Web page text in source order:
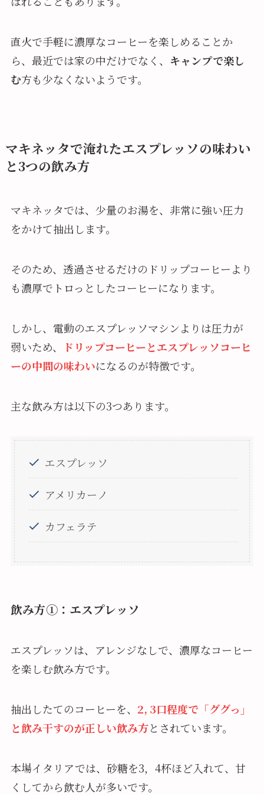
直火で手軽に濃厚なコーヒーを楽しめることか
ら、最近では家の中だけでなく、 キャンプで楽し
む方も少なくないようです。
マキネッタで淹れたエスプレッソの味わい
と3つの飲み方
マキネッタでは、少量のお湯を、非常に強い圧力
をかけて抽出します。
そのため、透過させるだけのドリップコーヒーより
も濃厚でトロっとしたコーヒーになります。
しかし、電動のエスプレッソマシンよりは圧力が
弱いため、
ドリップコーヒーとエスプレッソコーヒ
ーの中間の味わいになるのが特徴です。
主な飲み方は以下の3つあります。
エスプレッソ
アメリカーノ
カフェラテ
飲み方①：エスプレッソ
エスプレッソは、アレンジなしで、濃厚なコーヒー
を楽しむ飲み方です。
抽出したてのコーヒーを、 2, 3口程度で「ググっ」
と飲み干すのが正しい飲み方とされています。
本場イタリアでは、砂糖を3，4杯ほど入れて、甘
くしてから飲む人が多いです。